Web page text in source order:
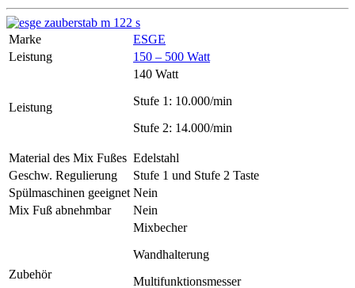
Marke
ESGE
Leistung
150 – 500 Watt
Leistung
140 Watt
Stufe 1: 10.000/min
Stufe 2: 14.000/min
Material des Mix Fußes Edelstahl
Geschw. Regulierung
Stufe 1 und Stufe 2 Taste
Spülmaschinen geeignet Nein
Mix Fuß abnehmbar
Nein
Zubehör
Mixbecher
Wandhalterung
Multifunktionsmesser